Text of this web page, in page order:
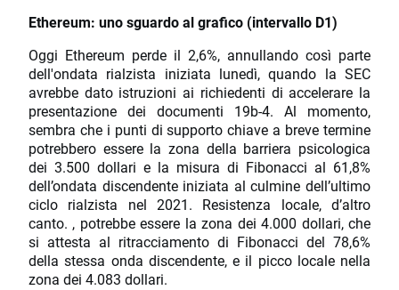
Ethereum: uno sguardo al grafico (intervallo D1)
Oggi Ethereum perde il 2,6%, annullando così parte
dell'ondata rialzista iniziata lunedì, quando la SEC
avrebbe dato istruzioni ai richiedenti di accelerare la
presentazione dei documenti 19b-4. Al momento,
sembra che i punti di supporto chiave a breve termine
potrebbero essere la zona della barriera psicologica
dei 3.500 dollari e la misura di Fibonacci al 61,8%
dell’ondata discendente iniziata al culmine dell’ultimo
ciclo rialzista nel 2021. Resistenza locale, d’altro
canto. , potrebbe essere la zona dei 4.000 dollari, che
si attesta al ritracciamento di Fibonacci del 78,6%
della stessa onda discendente, e il picco locale nella
zona dei 4.083 dollari.